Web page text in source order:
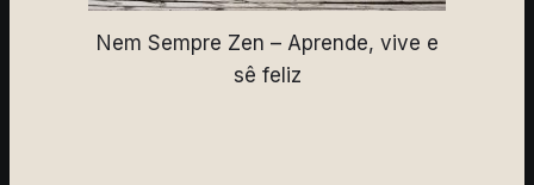
Nem Sempre Zen – Aprende, vive e
sê feliz